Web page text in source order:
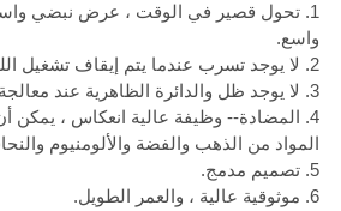
1. تحول قصير في الوقت ، عرض نبضي
واسع.
2. لا يوجد تسرب عندما يتم إيقاف تشغيل الليزر.
3. لا يوجد ظل والدائرة الظاهرية عند معالجة المواد الخاصة.
4. المضادة-- وظيفة عالية انعكاس ، يمكن
المواد من الذهب والفضة والألومنيوم
5. تصميم مدمج.
6. موثوقية عالية ، والعمر الطويل.